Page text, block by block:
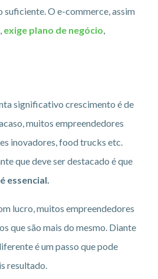
suficiente. O e-commerce, assim
exige plano de negócio,
significativo crescimento é de
muitos empreendedores
inovadores, food trucks etc.
que deve ser destacado é que
essencial.
lucro, muitos empreendedores
que são mais do mesmo. Diante
é um passo que pode
resultado.